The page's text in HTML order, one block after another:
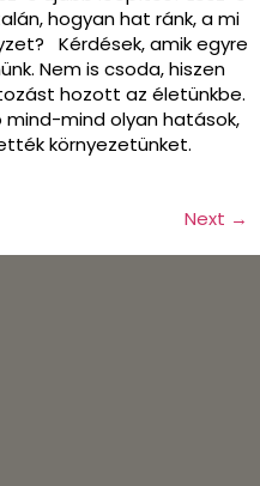
hogyan hat ránk, a mi
Kérdések, amik egyre
Nem is csoda, hiszen
hozott az életünkbe.
mind-mind olyan hatások,
környezetünket.
Next →